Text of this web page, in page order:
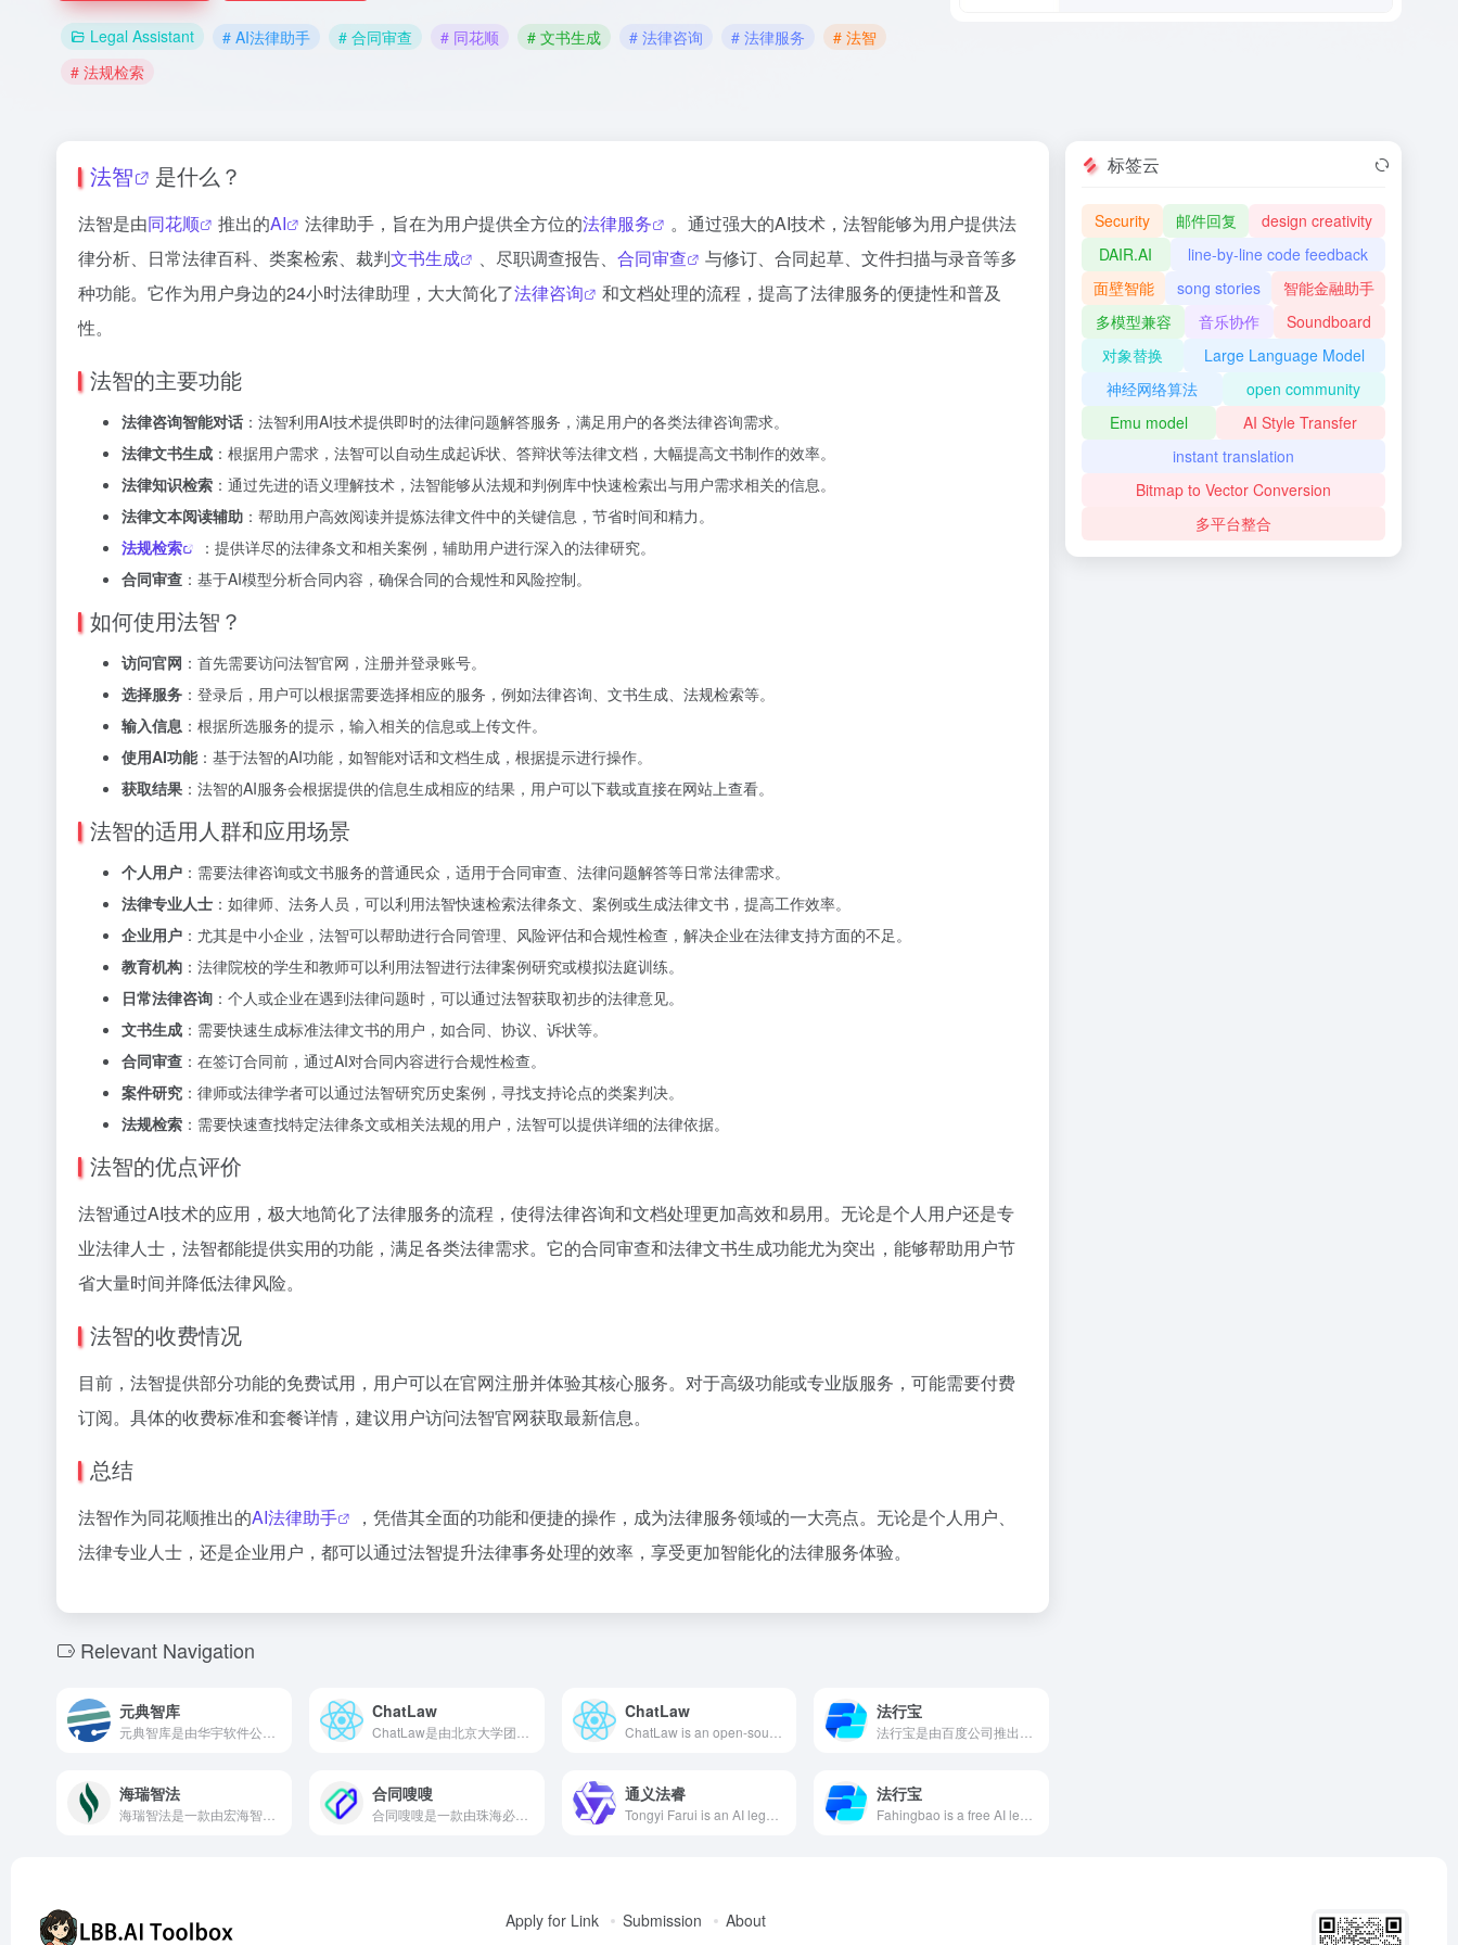
Legal Assistant # AI法律助手 # 合同审查 # 同花顺 # 文书生成 # 法律咨询 # 法律服务
# 法智
# 法规检索
法智 是什么？
法智是由同花顺 推出的AI 法律助手，旨在为用户提供全方位的法律服务
。通过强大的AI技术，法智能够为用户提供法
律分析、日常法律百科、类案检索、裁判文书生成 、尽职调查报告、 合同审查
与修订、合同起草、文件扫描与录音等多
种功能。它作为用户身边的24小时法律助理，大大简化了法律咨询
和文档处理的流程，提高了法律服务的便捷性和普及
性。
法智的主要功能
法律咨询智能对话 ：法智利用AI技术提供即时的法律问题解答服务，满足用户的各类法律咨询需求。
法律文书生成 ：根据用户需求，法智可以自动生成起诉状、答辩状等法律文档，大幅提高文书制作的效率。
法律知识检索 ：通过先进的语义理解技术，法智能够从法规和判例库中快速检索出与用户需求相关的信息。
法律文本阅读辅助 ：帮助用户高效阅读并提炼法律文件中的关键信息，节省时间和精力。
法规检索
：提供详尽的法律条文和相关案例，辅助用户进行深入的法律研究。
合同审查 ：基于AI模型分析合同内容，确保合同的合规性和风险控制。
如何使用法智？
访问官网 ：首先需要访问法智官网，注册并登录账号。
选择服务 ：登录后，用户可以根据需要选择相应的服务，例如法律咨询、文书生成、法规检索等。
输入信息 ：根据所选服务的提示，输入相关的信息或上传文件。
使用AI功能：基于法智的AI功能，如智能对话和文档生成，根据提示进行操作。
获取结果 ：法智的AI服务会根据提供的信息生成相应的结果，用户可以下载或直接在网站上查看。
法智的适用人群和应用场景
个人用户 ：需要法律咨询或文书服务的普通民众，适用于合同审查、法律问题解答等日常法律需求。
法律专业人士 ：如律师、法务人员，可以利用法智快速检索法律条文、案例或生成法律文书，提高工作效率。
企业用户 ：尤其是中小企业，法智可以帮助进行合同管理、风险评估和合规性检查，解决企业在法律支持方面的不足。
教育机构 ：法律院校的学生和教师可以利用法智进行法律案例研究或模拟法庭训练。
日常法律咨询 ：个人或企业在遇到法律问题时，可以通过法智获取初步的法律意见。
文书生成 ：需要快速生成标准法律文书的用户，如合同、协议、诉状等。
合同审查 ：在签订合同前，通过AI对合同内容进行合规性检查。
案件研究 ：律师或法律学者可以通过法智研究历史案例，寻找支持论点的类案判决。
法规检索 ：需要快速查找特定法律条文或相关法规的用户，法智可以提供详细的法律依据。
法智的优点评价
法智通过AI技术的应用，极大地简化了法律服务的流程，使得法律咨询和文档处理更加高效和易用。无论是个人用户还是专
业法律人士，法智都能提供实用的功能，满足各类法律需求。它的合同审查和法律文书生成功能尤为突出，能够帮助用户节
省大量时间并降低法律风险。
法智的收费情况
目前，法智提供部分功能的免费试用，用户可以在官网注册并体验其核心服务。对于高级功能或专业版服务，可能需要付费
订阅。具体的收费标准和套餐详情，建议用户访问法智官网获取最新信息。
总结
法智作为同花顺推出的AI法律助手
，凭借其全面的功能和便捷的操作，成为法律服务领域的一大亮点。无论是个人用户、
法律专业人士，还是企业用户，都可以通过法智提升法律事务处理的效率，享受更加智能化的法律服务体验。
Relevant Navigation
元典智库 ChatLaw ChatLaw 法行宝
海瑞智法 合同嗖嗖
合同嗖嗖是一款由珠海必优科技有限公司开发的AI合同生成工具，用户通过输入关键词即可快速生成符合法律法规的合同文本，极大简化了合同编写和审查过程。
通义法睿 法行宝
标签云
Security 邮件回复
design creativity
DAIR.AI
line-by-line code feedback
面壁智能
song stories
智能金融助手
多模型兼容
音乐协作
Soundboard
对象替换
Large Language Model
神经网络算法
open community
Emu model
AI Style Transfer
instant translation
Bitmap to Vector Conversion
多平台整合
Apply for Link Submission About